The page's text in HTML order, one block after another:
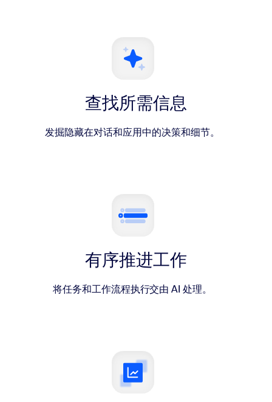
查找所需信息
发掘隐藏在对话和应用中的决策和细节。
有序推进工作
将任务和工作流程执行交由 AI 处理。